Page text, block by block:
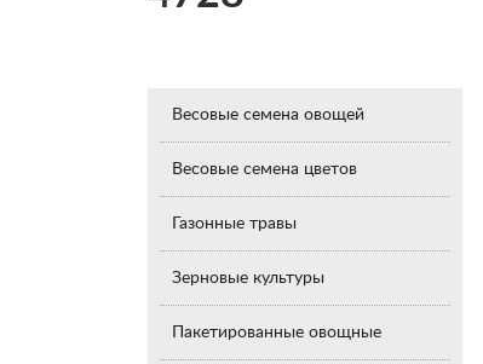
Весовые семена овощей
Весовые семена цветов
Газонные травы
Зерновые культуры
Пакетированные овощные